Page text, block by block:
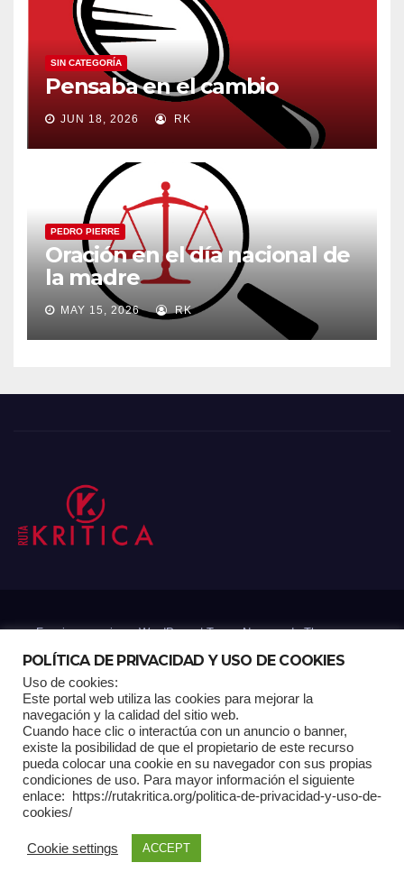
SIN CATEGORÍA
Pensaba en el cambio
JUN 18, 2026 RK
PEDRO PIERRE
Oración en el día nacional de
la madre
MAY 15, 2026 RK
Funciona gracias a WordPress|Tema: Newsup deThemeansar
Home Análisis Carrito RK Contactos Documental Gracias !
Multimedia Página de ejemplo Pagina Principal Pago
POLÍTICA DE PRIVACIDAD Y USO DE COOKIES
Uso de cookies:
Este portal web utiliza las cookies para mejorar la
navegación y la calidad del sitio web.
Cuando hace clic o interactúa con un anuncio o banner,
existe la posibilidad de que el propietario de este recurso
pueda colocar una cookie en su navegador con sus propias
condiciones de uso. Para mayor información el siguiente
enlace: https://rutakritica.org/politica-de-privacidad-y-uso-de-
cookies/
Cookie settings ACCEPT